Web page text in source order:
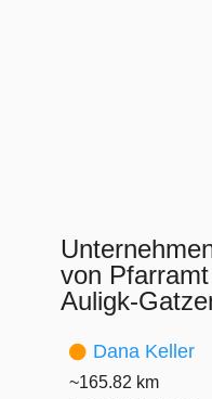
von
Auligk-
Dana Keller
~165.82 km